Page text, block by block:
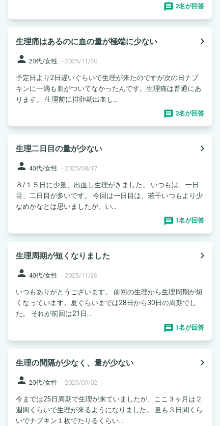
2名が回答
生理痛はあるのに血の量が極端に少ない
navigate_next
person 20代/女性 - 2025/11/20
予定日より2日遅いぐらいで生理が来たのですが次の日ナプ
キンに一滴も血がついてなかったんです。生理痛は普通にあ
ります。 生理前に排卵期出血し...
2名が回答
生理二日目の量が少ない
navigate_next
person 40代/女性 - 2025/08/17
８/１５日に少量、出血し生理がきました。 いつもは、一日
目、二日目が多いです。 今回は一日目は、若干いつもより少
なめかなとは思いましたが、い...
1名が回答
生理周期が短くなりました
navigate_next
person 40代/女性 - 2025/11/26
いつもありがとうございます。 前回の生理から生理周期が短
くなっています。夏ぐらいまでは28日から30日の周期でし
た。 それが前回は21日...
1名が回答
生理の間隔が少なく、量が少ない
navigate_next
person 20代/女性 - 2025/09/02
今までは25日周期で生理が来ていましたが、ここ３ヶ月は２
週間くらいで生理が来るようになりました。 量も３日間くら
いでナプキン１枚でたりるくらい...